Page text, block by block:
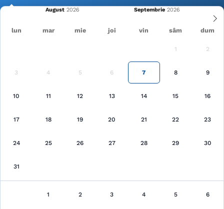
Cele mai recente
Căutare
Cazări
au fost găsite 286 unităţi de cazare
August Septembrie
lun mar mie joi vin sâm dum
1 2
3 4 5 6 7 8 9
10 11 12 13 14 15 16
17 18 19 20 21 22 23
24 25 26 27 28 29 30
31
1 2 3 4 5 6